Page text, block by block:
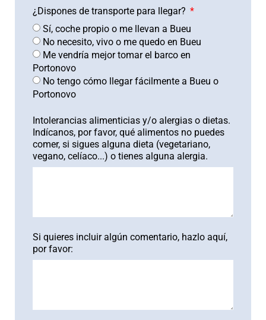
¿Dispones de transporte para llegar?
Sí, coche propio o me llevan a Bueu
No necesito, vivo o me quedo en Bueu
Me vendría mejor tomar el barco en
Portonovo
No tengo cómo llegar fácilmente a Bueu o
Portonovo
Intolerancias alimenticias y/o alergias o dietas.
Indícanos, por favor, qué alimentos no puedes
comer, si sigues alguna dieta (vegetariano,
vegano, celíaco...) o tienes alguna alergia.
Si quieres incluir algún comentario, hazlo aquí,
por favor: